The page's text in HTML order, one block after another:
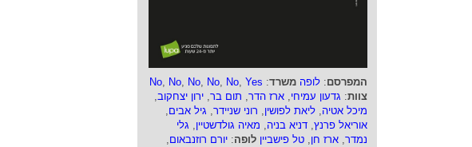
המפרסם: לופה משרד:
No, No, No, No, No, Yes
צוות: גדעון עמיחי, ארז הדר, תום בר, ירון יצחקוב,
מיכל אטיה, ליאת לפושין, רוני שניידר, גיל אבים,
אוריאל פרנץ, דניא בניה, מאיה גולדשטיין, גלי
נמדר, ארז חן, טל פישביין לופה: יורם רוזנבאום,